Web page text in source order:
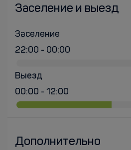
Заселение и выезд
Заселение
22:00 - 00:00
Выезд
00:00 - 12:00
Дополнительно